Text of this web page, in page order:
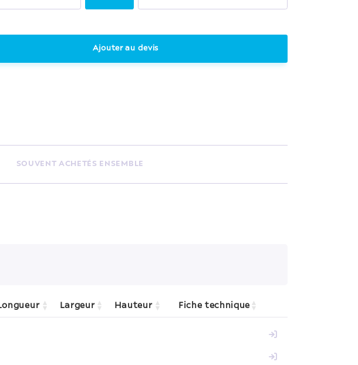
Ajouter au devis
SOUVENT ACHETÉS ENSEMBLE
Largeur Hauteur Fiche technique